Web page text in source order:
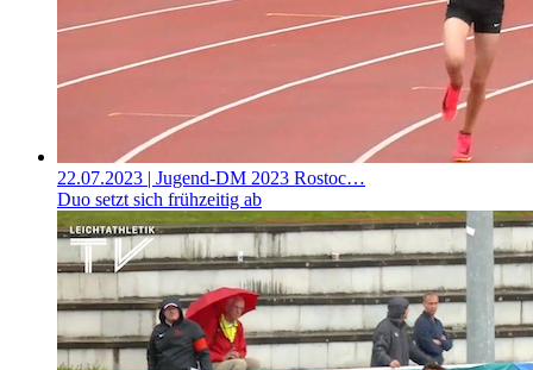
22.07.2023 | Jugend-DM 2023 Rostoc…
Duo setzt sich frühzeitig ab